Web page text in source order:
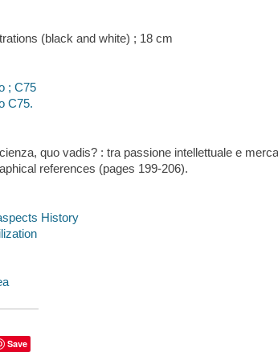
(black and white) ; 18 cm
; C75
C75.
quo vadis? : tra passione intellettuale e
references (pages 199-206).
History
Save